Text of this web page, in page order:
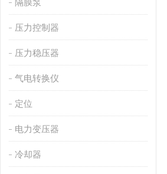
隔膜泵
压力控制器
压力稳压器
气电转换仪
定位
电力变压器
冷却器